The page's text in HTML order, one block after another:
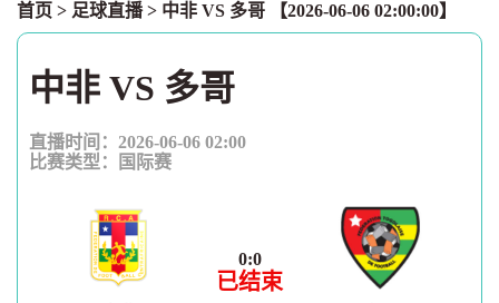
首页 > 足球直播> 中非 VS 多哥 【2026-06-06 02:00:00】
中非 VS 多哥
直播时间：2026-06-06 02:00
比赛类型：
国际赛
0:0
已结束